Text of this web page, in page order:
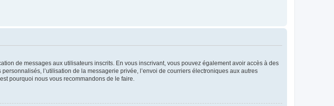
de messages aux utilisateurs inscrits. En vous inscrivant, vous pouvez également avoir accès à des
l’utilisation de la messagerie privée, l’envoi de courriers électroniques aux autres
pourquoi nous vous recommandons de le faire.